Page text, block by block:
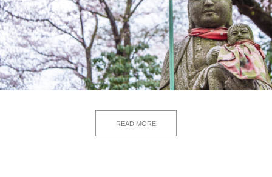
READ MORE